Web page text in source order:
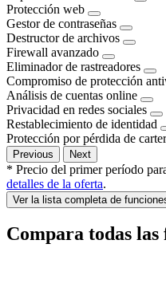
Protección web
Gestor de contraseñas
Destructor de archivos
Firewall avanzado
Eliminador de rastreadores
Compromiso de protección
Análisis de cuentas online
Privacidad en redes sociales
Restablecimiento de identidad
Protección por pérdida de
Previous Next
* Precio del primer período
detalles de la oferta.
Ver la lista completa de
Compara todas las